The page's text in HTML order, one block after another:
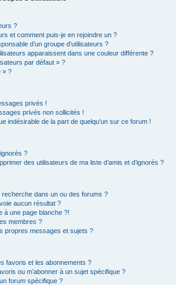
?
et comment puis-je en rejoindre un ?
d’un groupe d’utilisateurs ?
apparaissent dans une couleur différente ?
par défaut » ?
» ?
privés !
privés non sollicités !
indésirable de la part de quelqu’un sur ce forum !
?
des utilisateurs de ma liste d’amis et d’ignorés ?
dans un ou des forums ?
aucun résultat ?
à une page blanche ?!
membres ?
propres messages et sujets ?
favoris et les abonnements ?
ou m’abonner à un sujet spécifique ?
forum spécifique ?